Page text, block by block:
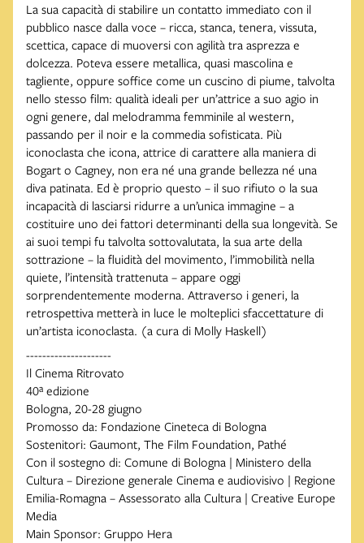
La sua capacità di stabilire un contatto immediato con il
pubblico nasce dalla voce – ricca, stanca, tenera, vissuta,
scettica, capace di muoversi con agilità tra asprezza e
dolcezza. Poteva essere metallica, quasi mascolina e
tagliente, oppure soffice come un cuscino di piume, talvolta
nello stesso film: qualità ideali per un’attrice a suo agio in
ogni genere, dal melodramma femminile al western,
passando per il noir e la commedia sofisticata. Più
iconoclasta che icona, attrice di carattere alla maniera di
Bogart o Cagney, non era né una grande bellezza né una
diva patinata. Ed è proprio questo – il suo rifiuto o la sua
incapacità di lasciarsi ridurre a un’unica immagine – a
costituire uno dei fattori determinanti della sua longevità. Se
ai suoi tempi fu talvolta sottovalutata, la sua arte della
sottrazione – la fluidità del movimento, l’immobilità nella
quiete, l’intensità trattenuta – appare oggi
sorprendentemente moderna. Attraverso i generi, la
retrospettiva metterà in luce le molteplici sfaccettature di
un’artista iconoclasta. (a cura di Molly Haskell)
---------------------
Il Cinema Ritrovato
40ª edizione
Bologna, 20-28 giugno
Promosso da: Fondazione Cineteca di Bologna
Sostenitori: Gaumont, The Film Foundation, Pathé
Con il sostegno di: Comune di Bologna | Ministero della
Cultura – Direzione generale Cinema e audiovisivo | Regione
Emilia-Romagna – Assessorato alla Cultura | Creative Europe
Media
Main Sponsor: Gruppo Hera